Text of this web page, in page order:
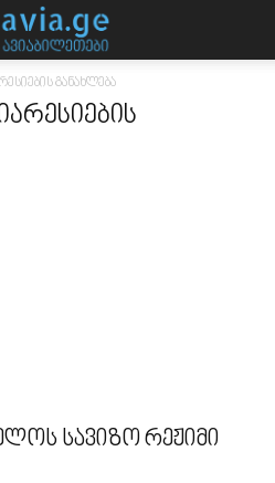
განახლება
სავიზო რეჟიმი